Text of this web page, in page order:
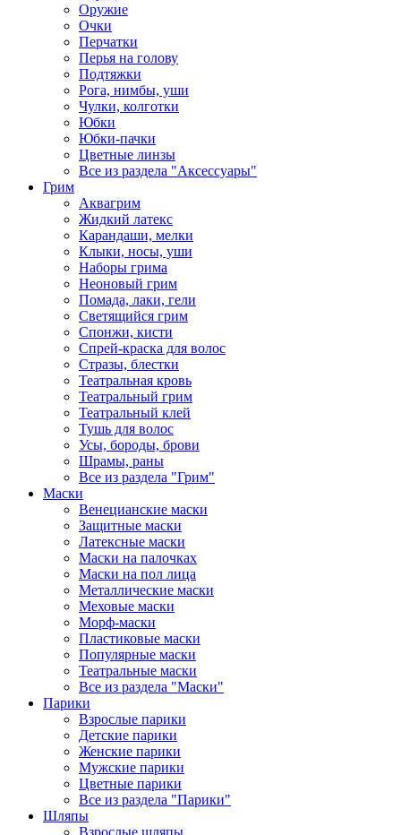
Оружие
Очки
Перчатки
Перья на голову
Подтяжки
Рога, нимбы, уши
Чулки, колготки
Юбки
Юбки-пачки
Цветные линзы
Все из раздела "Аксессуары"
Грим
Аквагрим
Жидкий латекс
Карандаши, мелки
Клыки, носы, уши
Наборы грима
Неоновый грим
Помада, лаки, гели
Светящийся грим
Спонжи, кисти
Спрей-краска для волос
Стразы, блестки
Театральная кровь
Театральный грим
Театральный клей
Тушь для волос
Усы, бороды, брови
Шрамы, раны
Все из раздела "Грим"
Маски
Венецианские маски
Защитные маски
Латексные маски
Маски на палочках
Маски на пол лица
Металлические маски
Меховые маски
Морф-маски
Пластиковые маски
Популярные маски
Театральные маски
Все из раздела "Маски"
Парики
Взрослые парики
Детские парики
Женские парики
Мужские парики
Цветные парики
Все из раздела "Парики"
Шляпы
Взрослые шляпы